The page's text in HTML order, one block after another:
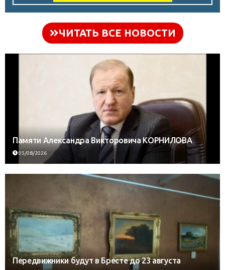
ЧИТАТЬ ВСЕ НОВОСТИ
Памяти Александра Викторовича КОРНИЛОВА
05/08/2026
Передвижники будут в Бресте до 23 августа